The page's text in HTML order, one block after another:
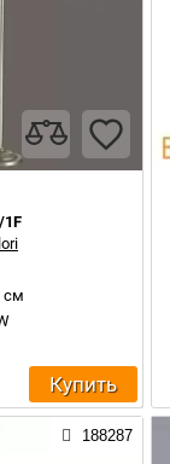
1F
см
Купить
188287